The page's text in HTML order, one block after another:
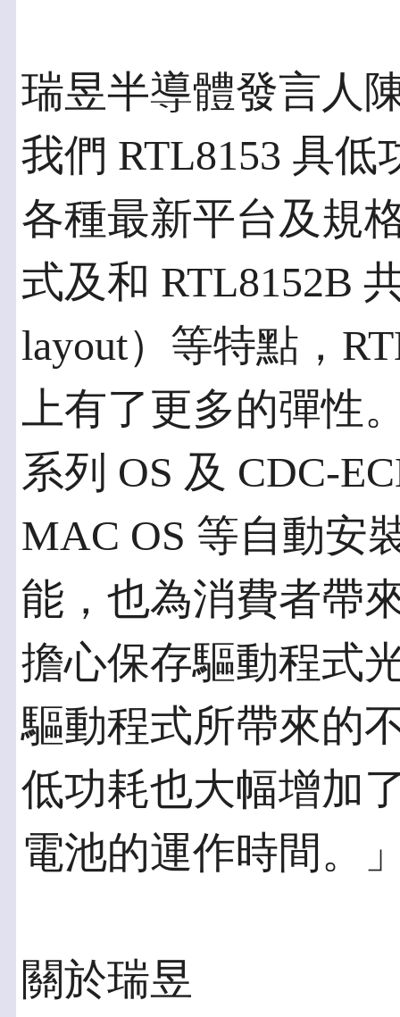
瑞昱半導體發言人
我們 RTL8153 具
各種最新平台及規
式及和 RTL8152B
layout）等特點，
上有了更多的彈性
系列 OS 及 CDC-
MAC OS 等自動安
能，也為消費者帶
擔心保存驅動程式
驅動程式所帶來的
低功耗也大幅增加
電池的運作時間。
關於瑞昱